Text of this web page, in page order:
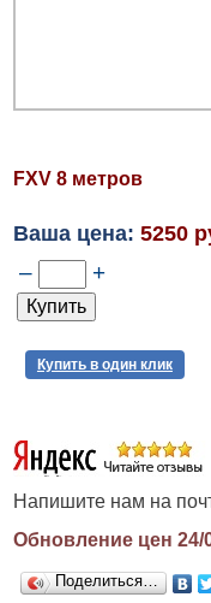
FXV 8 метров
Ваша цена: 5250
– +
Купить в один клик
Напишите нам на
Обновление цен 24/
Поделиться…